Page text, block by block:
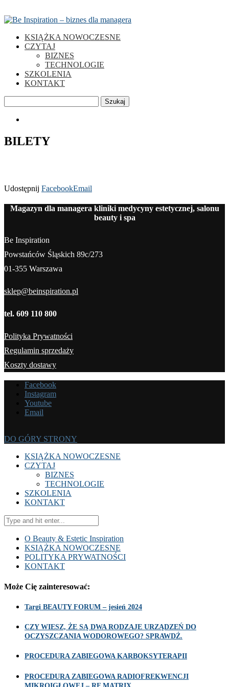
KSIĄŻKA NOWOCZESNE
CZYTAJ
BIZNES
TECHNOLOGIE
SZKOLENIA
KONTAKT
Szukaj
BILETY
Udostępnij FacebookEmail
Magazyn dla managera kliniki medycyny estetycznej, salonu
beauty i spa
Be Inspiration
Powstańców Śląskich 89c/273
01-355 Warszawa
sklep@beinspiration.pl
tel. 609 110 800
Polityka Prywatności
Regulamin sprzedaży
Koszty dostawy
Facebook
Instagram
Youtube
Email
DO GÓRY STRONY
KSIĄŻKA NOWOCZESNE
CZYTAJ
BIZNES
TECHNOLOGIE
SZKOLENIA
KONTAKT
O Beauty & Estetic Inspiration
KSIĄŻKA NOWOCZESNE
POLITYKA PRYWATNOŚCI
KONTAKT
Może Cię zainteresować:
Targi BEAUTY FORUM – jesień 2024
CZY WIESZ, ŻE SĄ DWA RODZAJE URZĄDZEŃ DO
OCZYSZCZANIA WODOROWEGO? SPRAWDŹ.
PROCEDURA ZABIEGOWA KARBOKSYTERAPII
PROCEDURA ZABIEGOWA RADIOFREKWENCJI